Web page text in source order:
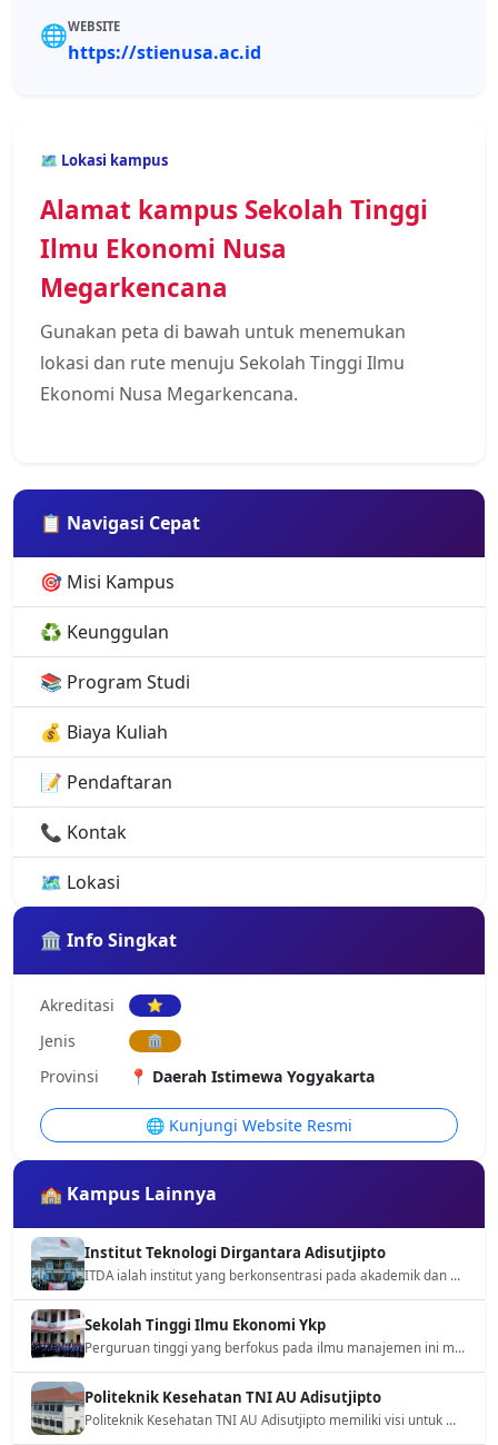
🌐WEBSITE
https://stienusa.ac.id
🗺️ Lokasi kampus
Alamat kampus Sekolah Tinggi
Ilmu Ekonomi Nusa
Megarkencana
Gunakan peta di bawah untuk menemukan
lokasi dan rute menuju Sekolah Tinggi Ilmu
Ekonomi Nusa Megarkencana.
📋 Navigasi Cepat
🎯 Misi Kampus
♻️ Keunggulan
📚 Program Studi
💰 Biaya Kuliah
📝 Pendaftaran
📞 Kontak
🗺️ Lokasi
🏛️ Info Singkat
Akreditasi ⭐
Jenis 🏛️
Provinsi 📍 Daerah Istimewa Yogyakarta
🌐 Kunjungi Website Resmi
🏫 Kampus Lainnya
Institut Teknologi Dirgantara Adisutjipto
ITDA ialah institut yang berkonsentrasi pada akademik dan pengembangan sumber daya manusia yang berfokus pada bidang dirgantara, khususnya tentang teknologi penerbangan, kedirgantaraan, serta rekayasa teknik terkait industri penerbangan.
Sekolah Tinggi Ilmu Ekonomi Ykp
Perguruan tinggi yang berfokus pada ilmu manajemen ini menjadi pusat keunggulan. Ilmu kewirausahaan dan akutansi mampu bersaing pada tingkat nasional dan profesional
Politeknik Kesehatan TNI AU Adisutjipto
Politeknik Kesehatan TNI AU Adisutjipto memiliki visi untuk menjadi institusi pendidikan terdepan dalam menghasilkan tenaga kesehatan yang kompeten dan profesional, khususnya dalam bidang ilmu kesehatan terapan dengan fokus pada kesehatan penerbangan.